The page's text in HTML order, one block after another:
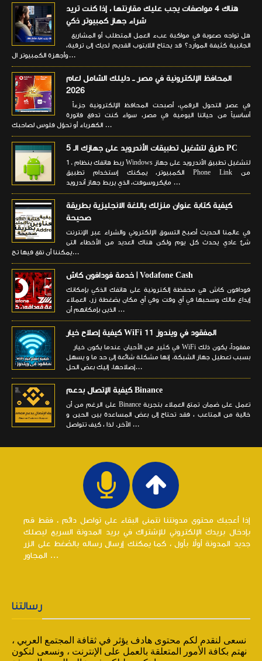
هناك 4 مواصفات يجب عليك مقارنتها ، إذا كنت تريد
شراء جهاز كمبيوتر ذكي
الجانبية كثيفة الموارد؟ قد يحتاج اللابتوب القديم لديك إلى ترقية،
وأجهزة الكمبيوتر ال...
المحافظ الإلكترونية في مصر ــ دليلك الشامل لعام
2026
في عصر التحول الرقمي، أصبحت المحافظ الإلكترونية جزءاً
أساسياً من حياتنا اليومية في مصر، سواء كنت تدفع فاتورة
الكهرباء أو تحوّل فلوس لصاحبك ...
5 طرق لتشغيل تطبيقات الأندرويد على جهازك الـ PC
1. ربط هاتفك بنظام Windows لتشغيل تطبيق الأندرويد على جهاز
الكمبيوتر، يمكنك إستخدام تطبيق Phone Link من
مايكروسوفت، الذي يربط جهاز أندرويد ...
كيفية كتابة عنوان منزلك باللغة الانجليزية بطريقة
صحيحة
في عالمنا الحديث أصبح التسوق الإلكتروني والشراء عبر الإنترنت
شئ عادي يحدث كل يوم ولكن هناك العديد من الأخطاء التى
يمكننا أن نقع فيها تج...
خدمة فودافون كاش | Vodafone Cash
فودافون كاش هي محفظة إلكترونية على هاتفك الذكي بإمكانك
إيداع مالك وسحبها في أي وقت وفي أي مكان بضغطة زر. العملاء
الذين بإمكانهم أن ...
كيفية إصلاح خيار WiFi المفقود في ويندوز 11
بسبب تعطيل جهاز الشبكة. إنها مشكلة شائعة إلى حد ما و يسهل
إصلاحها. إليك بعض الحل...
كيفية الإتصال بدعم Binance
على الرغم من أن Binance تعمل على ضمان تمتع العملاء بتجربة
خالية من المتاعب ، فقد تحتاج إلى بعض المساعدة بين الحين و
الآخر. لذا ، كيف تتواصل ...
إذا أعجبك محتوى مدونتنا نتمنى البقاء على تواصل دائم ، فقط قم
بإدخال بريدك الإلكتروني للإشتراك في بريد المدونة السريع ليصلك
جديد المدونة أولاً بأول ، كما يمكنك إرسال رساله بالضغط على الزر
المجاور ...
رسالتنا
نسعى لنقدم لكم محتوى هادف يؤثر في ثقافة المجتمع العربي ،
نهتم بكافة الأمور المتعلقة بالعمل على الإنترنت ، ونسعى لنكون